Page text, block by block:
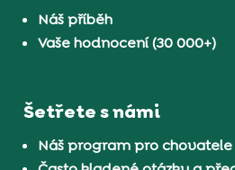
Náš příběh
Vaše hodnocení (30 000+)
Šetřete s námi
Náš program pro chovatele